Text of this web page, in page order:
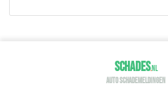
SCHADES.NL
AUTO SCHADEMELDINGEN